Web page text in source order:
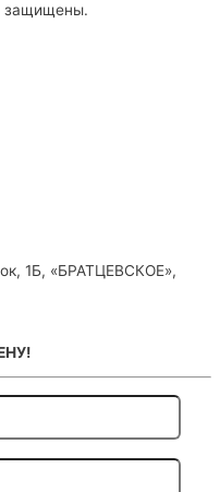
защищены.
1Б, «БРАТЦЕВСКОЕ»,